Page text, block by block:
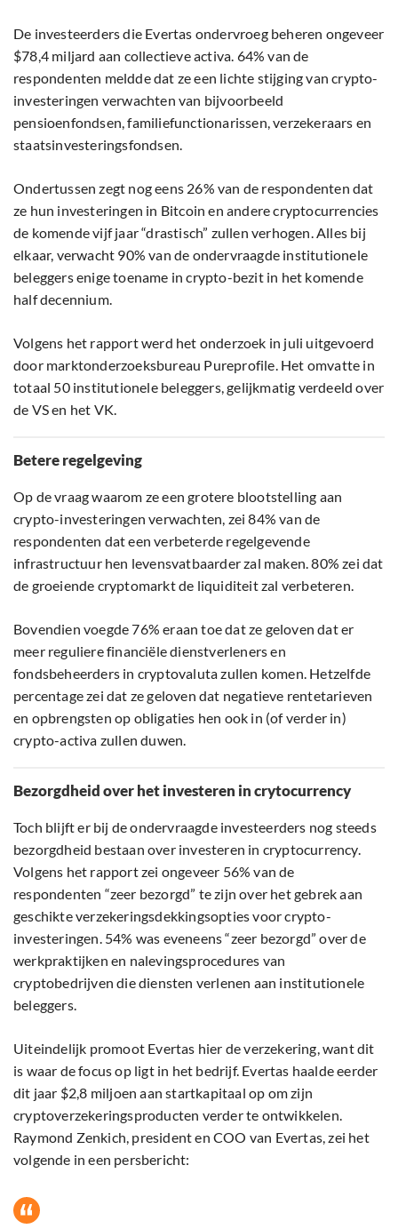
De investeerders die Evertas ondervroeg beheren ongeveer
$78,4 miljard aan collectieve activa. 64% van de
respondenten meldde dat ze een lichte stijging van crypto-
investeringen verwachten van bijvoorbeeld
pensioenfondsen, familiefunctionarissen, verzekeraars en
staatsinvesteringsfondsen.
Ondertussen zegt nog eens 26% van de respondenten dat
ze hun investeringen in Bitcoin en andere cryptocurrencies
de komende vijf jaar “drastisch” zullen verhogen. Alles bij
elkaar, verwacht 90% van de ondervraagde institutionele
beleggers enige toename in crypto-bezit in het komende
half decennium.
Volgens het rapport werd het onderzoek in juli uitgevoerd
door marktonderzoeksbureau Pureprofile. Het omvatte in
totaal 50 institutionele beleggers, gelijkmatig verdeeld over
de VS en het VK.
Betere regelgeving
Op de vraag waarom ze een grotere blootstelling aan
crypto-investeringen verwachten, zei 84% van de
respondenten dat een verbeterde regelgevende
infrastructuur hen levensvatbaarder zal maken. 80% zei dat
de groeiende cryptomarkt de liquiditeit zal verbeteren.
Bovendien voegde 76% eraan toe dat ze geloven dat er
meer reguliere financiële dienstverleners en
fondsbeheerders in cryptovaluta zullen komen. Hetzelfde
percentage zei dat ze geloven dat negatieve rentetarieven
en opbrengsten op obligaties hen ook in (of verder in)
crypto-activa zullen duwen.
Bezorgdheid over het investeren in crytocurrency
Toch blijft er bij de ondervraagde investeerders nog steeds
bezorgdheid bestaan over investeren in cryptocurrency.
Volgens het rapport zei ongeveer 56% van de
respondenten “zeer bezorgd” te zijn over het gebrek aan
geschikte verzekeringsdekkingsopties voor crypto-
investeringen. 54% was eveneens “zeer bezorgd” over de
werkpraktijken en nalevingsprocedures van
cryptobedrijven die diensten verlenen aan institutionele
beleggers.
Uiteindelijk promoot Evertas hier de verzekering, want dit
is waar de focus op ligt in het bedrijf. Evertas haalde eerder
dit jaar $2,8 miljoen aan startkapitaal op om zijn
cryptoverzekeringsproducten verder te ontwikkelen.
Raymond Zenkich, president en COO van Evertas, zei het
volgende in een persbericht: